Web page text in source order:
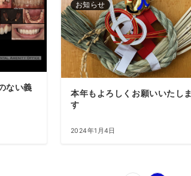
ない義
お知らせ
本年もよろしくお願いいたしま
す
2024年1月4日